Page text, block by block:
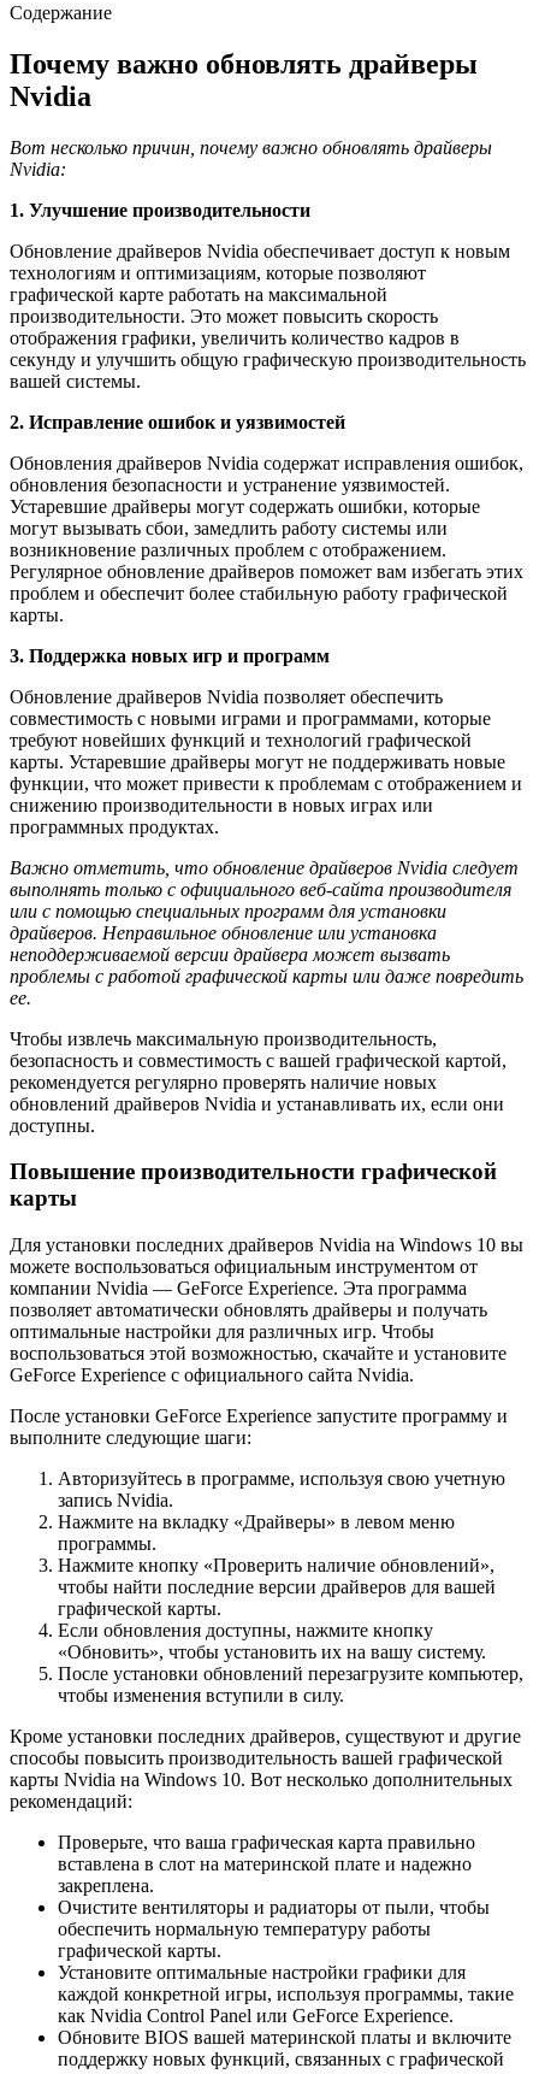
Содержание
Почему важно обновлять драйверы
Nvidia
Вот несколько причин, почему важно обновлять драйверы
Nvidia:
1. Улучшение производительности
Обновление драйверов Nvidia обеспечивает доступ к новым
технологиям и оптимизациям, которые позволяют
графической карте работать на максимальной
производительности. Это может повысить скорость
отображения графики, увеличить количество кадров в
секунду и улучшить общую графическую производительность
вашей системы.
2. Исправление ошибок и уязвимостей
Обновления драйверов Nvidia содержат исправления ошибок,
обновления безопасности и устранение уязвимостей.
Устаревшие драйверы могут содержать ошибки, которые
могут вызывать сбои, замедлить работу системы или
возникновение различных проблем с отображением.
Регулярное обновление драйверов поможет вам избегать этих
проблем и обеспечит более стабильную работу графической
карты.
3. Поддержка новых игр и программ
Обновление драйверов Nvidia позволяет обеспечить
совместимость с новыми играми и программами, которые
требуют новейших функций и технологий графической
карты. Устаревшие драйверы могут не поддерживать новые
функции, что может привести к проблемам с отображением и
снижению производительности в новых играх или
программных продуктах.
Важно отметить, что обновление драйверов Nvidia следует
выполнять только с официального веб-сайта производителя
или с помощью специальных программ для установки
драйверов. Неправильное обновление или установка
неподдерживаемой версии драйвера может вызвать
проблемы с работой графической карты или даже повредить
ее.
Чтобы извлечь максимальную производительность,
безопасность и совместимость с вашей графической картой,
рекомендуется регулярно проверять наличие новых
обновлений драйверов Nvidia и устанавливать их, если они
доступны.
Повышение производительности графической
карты
Для установки последних драйверов Nvidia на Windows 10 вы
можете воспользоваться официальным инструментом от
компании Nvidia — GeForce Experience. Эта программа
позволяет автоматически обновлять драйверы и получать
оптимальные настройки для различных игр. Чтобы
воспользоваться этой возможностью, скачайте и установите
GeForce Experience с официального сайта Nvidia.
После установки GeForce Experience запустите программу и
выполните следующие шаги:
Авторизуйтесь в программе, используя свою учетную
запись Nvidia.
Нажмите на вкладку «Драйверы» в левом меню
программы.
Нажмите кнопку «Проверить наличие обновлений»,
чтобы найти последние версии драйверов для вашей
графической карты.
Если обновления доступны, нажмите кнопку
«Обновить», чтобы установить их на вашу систему.
После установки обновлений перезагрузите компьютер,
чтобы изменения вступили в силу.
Кроме установки последних драйверов, существуют и другие
способы повысить производительность вашей графической
карты Nvidia на Windows 10. Вот несколько дополнительных
рекомендаций:
Проверьте, что ваша графическая карта правильно
вставлена в слот на материнской плате и надежно
закреплена.
Очистите вентиляторы и радиаторы от пыли, чтобы
обеспечить нормальную температуру работы
графической карты.
Установите оптимальные настройки графики для
каждой конкретной игры, используя программы, такие
как Nvidia Control Panel или GeForce Experience.
Обновите BIOS вашей материнской платы и включите
поддержку новых функций, связанных с графической